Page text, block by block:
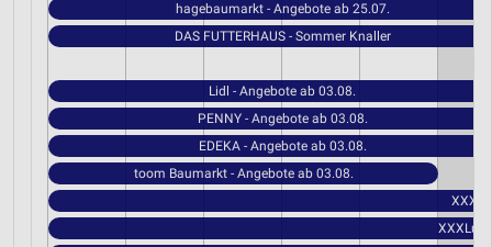
hagebaumarkt - Angebote ab 25.07.
DAS FUTTERHAUS - Sommer Knaller
Lidl - Angebote ab 03.08.
PENNY - Angebote ab 03.08.
EDEKA - Angebote ab 03.08.
toom Baumarkt - Angebote ab 03.08.
XXXLutz